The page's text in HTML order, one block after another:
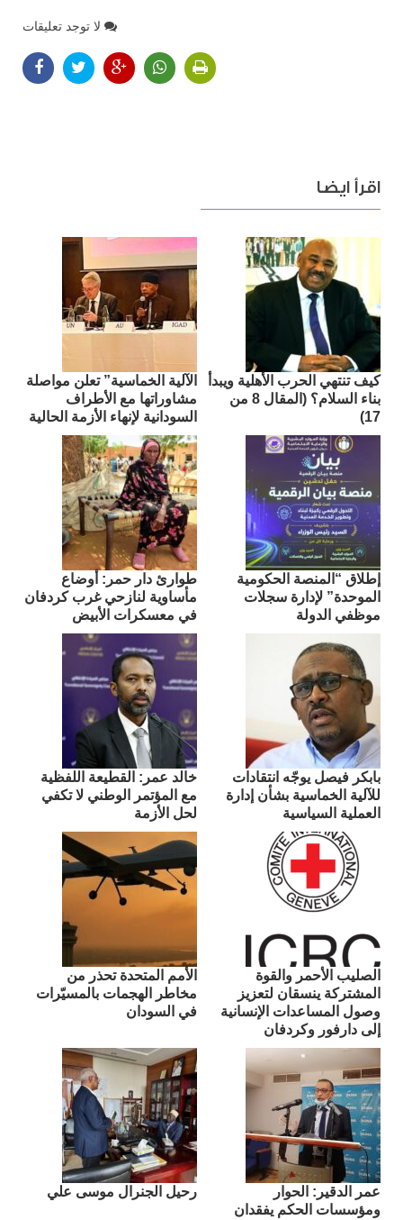
لا توجد تعليقات
اقرأ ايضا
كيف تنتهي الحرب الأهلية ويبدأ
بناء السلام؟ (المقال 8 من
17)
الآلية الخماسية” تعلن مواصلة
مشاوراتها مع الأطراف
السودانية لإنهاء الأزمة الحالية
إطلاق “المنصة الحكومية
الموحدة” لإدارة سجلات
موظفي الدولة
طوارئ دار حمر: أوضاع
مأساوية لنازحي غرب كردفان
في معسكرات الأبيض
بابكر فيصل يوجّه انتقادات
للآلية الخماسية بشأن إدارة
العملية السياسية
​خالد عمر: القطيعة اللفظية
مع المؤتمر الوطني لا تكفي
لحل الأزمة
الصليب الأحمر والقوة
المشتركة ينسقان لتعزيز
وصول المساعدات الإنسانية
إلى دارفور وكردفان
الأمم المتحدة تحذر من
مخاطر الهجمات بالمسيّرات
في السودان
عمر الدقير: الحوار
ومؤسسات الحكم يفقدان
رحيل الجنرال موسى علي